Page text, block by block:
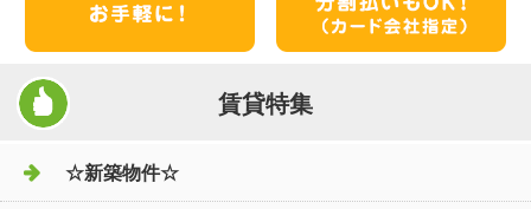
賃貸特集
☆新築物件☆